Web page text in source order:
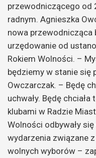
przewodniczącego od
radnym. Agnieszka
nowa przewodnicząca
urzędowanie od
Rokiem Wolności. –
będziemy w stanie się
Owczarczak. – Będę
uchwały. Będę
klubami w Radzie
Wolności odbywały
wydarzenia związane
wolnych wyborów –